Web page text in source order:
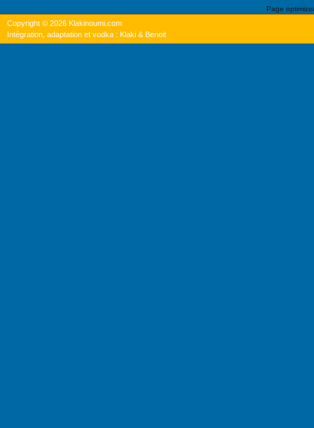
Page
Copyright © 2026 Klakinoumi.com
Intégration, adaptation et vodka : Klaki & Benoit